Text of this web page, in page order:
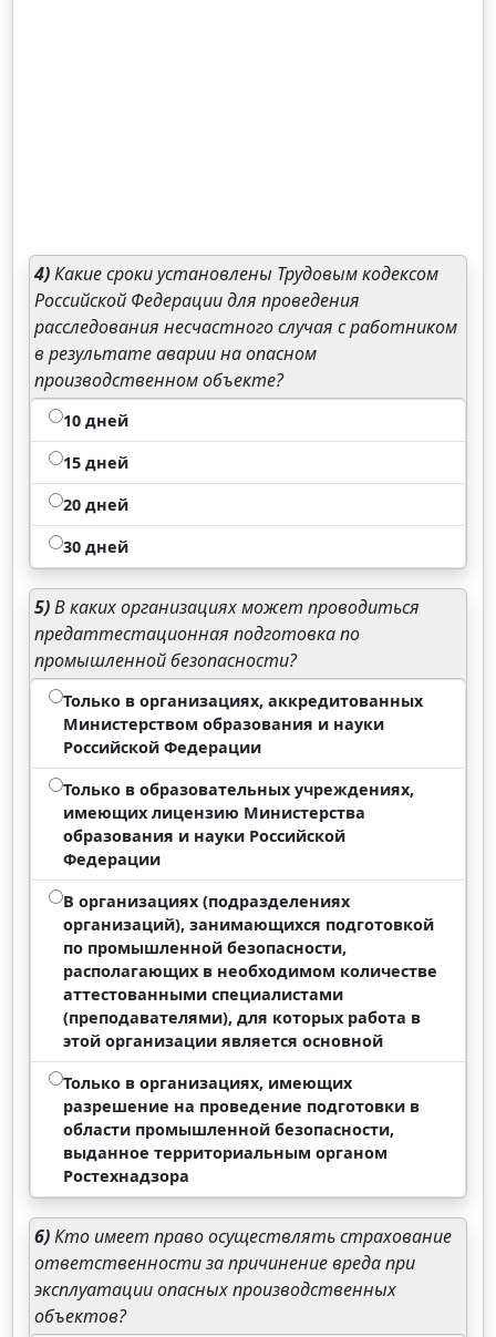
4)Какие сроки установлены Трудовым кодексом
Российской Федерации для проведения
расследования несчастного случая с работником
в результате аварии на опасном
производственном объекте?
10 дней
15 дней
20 дней
30 дней
5)В каких организациях может проводиться
предаттестационная подготовка по
промышленной безопасности?
Только в организациях, аккредитованных
Министерством образования и науки
Российской Федерации
Только в образовательных учреждениях,
имеющих лицензию Министерства
образования и науки Российской
Федерации
В организациях (подразделениях
организаций), занимающихся подготовкой
по промышленной безопасности,
располагающих в необходимом количестве
аттестованными специалистами
(преподавателями), для которых работа в
этой организации является основной
Только в организациях, имеющих
разрешение на проведение подготовки в
области промышленной безопасности,
выданное территориальным органом
Ростехнадзора
6)Кто имеет право осуществлять страхование
ответственности за причинение вреда при
эксплуатации опасных производственных
объектов?